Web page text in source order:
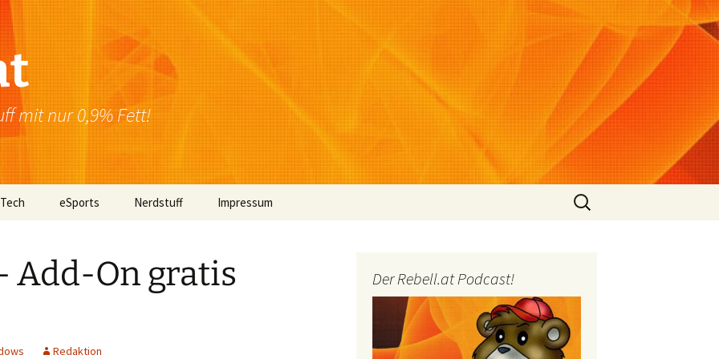
mit nur 0,9% Fett!
Mac OS
Browser
eSports Nerdstuff Impressum
Suchen
nach:
Add-On gratis
Redaktion
Der Rebell.at Podcast!